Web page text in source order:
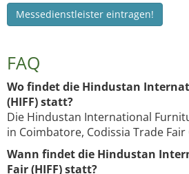
Messedienstleister eintragen!
FAQ
Wo findet die Hindustan
(HIFF) statt?
Die Hindustan International
in Coimbatore, Codissia Trade
Wann findet die Hindustan
Fair (HIFF) statt?